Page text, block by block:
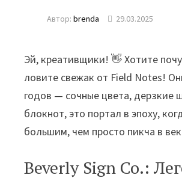
Автор:brenda 29.03.2025
Эй, креативщики! 👋 Хотите
ловите свежак от Field Notes!
годов — сочные цвета, дерзкие
блокнот, это портал в эпоху,
большим, чем просто пикча в
Beverly Sign Co.: